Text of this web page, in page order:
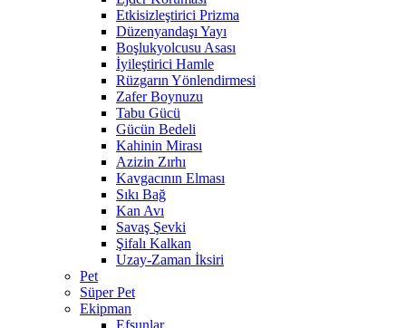
Etkisizleştirici Prizma
Düzenyandaşı Yayı
Boşlukyolcusu Asası
İyileştirici Hamle
Rüzgarın Yönlendirmesi
Zafer Boynuzu
Tabu Gücü
Gücün Bedeli
Kahinin Mirası
Azizin Zırhı
Kavgacının Elması
Sıkı Bağ
Kan Avı
Savaş Şevki
Şifalı Kalkan
Uzay-Zaman İksiri
Pet
Süper Pet
Ekipman